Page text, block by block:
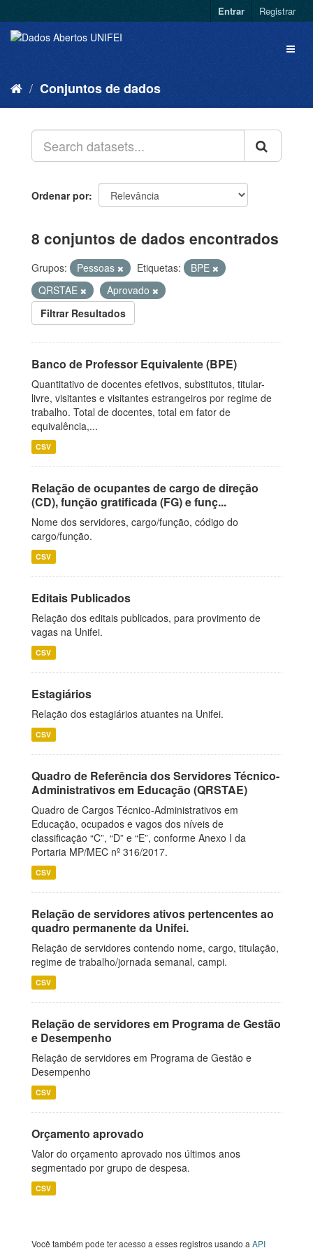
Entrar Registrar
Conjuntos de dados
Ordenar por
8 conjuntos de dados encontrados
Grupos: Pessoas Etiquetas:
BPE
QRSTAE
Aprovado
Filtrar Resultados
Banco de Professor Equivalente (BPE)
Quantitativo de docentes efetivos, substitutos, titular-
livre, visitantes e visitantes estrangeiros por regime de
trabalho. Total de docentes, total em fator de
equivalência,...
CSV
Relação de ocupantes de cargo de direção
(CD), função gratificada (FG) e funç...
Nome dos servidores, cargo/função, código do
cargo/função.
CSV
Editais Publicados
Relação dos editais publicados, para provimento de
vagas na Unifei.
CSV
Estagiários
Relação dos estagiários atuantes na Unifei.
CSV
Quadro de Referência dos Servidores Técnico-
Administrativos em Educação (QRSTAE)
Quadro de Cargos Técnico-Administrativos em
Educação, ocupados e vagos dos níveis de
classificação “C”, “D” e “E”, conforme Anexo I da
Portaria MP/MEC nº 316/2017.
CSV
Relação de servidores ativos pertencentes ao
quadro permanente da Unifei.
Relação de servidores contendo nome, cargo, titulação,
regime de trabalho/jornada semanal, campi.
CSV
Relação de servidores em Programa de Gestão
e Desempenho
Relação de servidores em Programa de Gestão e
Desempenho
CSV
Orçamento aprovado
Valor do orçamento aprovado nos últimos anos
segmentado por grupo de despesa.
CSV
Você também pode ter acesso a esses registros usando a API